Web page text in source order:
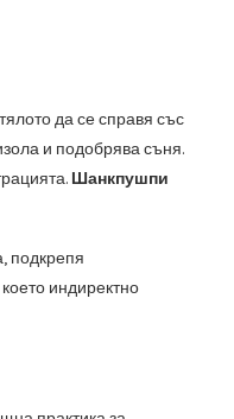
да се справя със
и подобрява съня.
Шанкпушпи
подкрепя
индиректно